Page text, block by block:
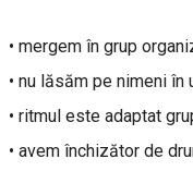
• mergem în grup
• nu lăsăm pe nimeni în
• ritmul este adaptat
• avem închizător de